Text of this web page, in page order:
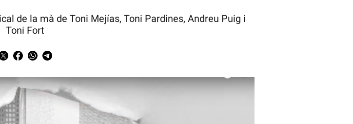
de la mà de Toni Mejías, Toni Pardines, Andreu Puig i
Toni Fort